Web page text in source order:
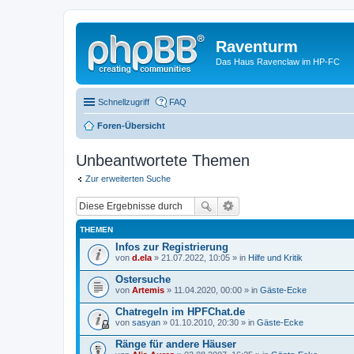
Raventurm
Das Haus Ravenclaw im HP-FC
Schnellzugriff FAQ
Foren-Übersicht
Unbeantwortete Themen
Zur erweiterten Suche
THEMEN
Infos zur Registrierung
von d.ela » 21.07.2022, 10:05 » in Hilfe und Kritik
Ostersuche
von Artemis » 11.04.2020, 00:00 » in Gäste-Ecke
Chatregeln im HPFChat.de
von sasyan » 01.10.2010, 20:30 » in Gäste-Ecke
Ränge für andere Häuser